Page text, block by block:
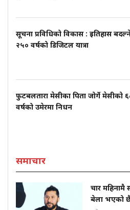
सूचना प्रविधिको विकास : इतिहास
२५० वर्षको डिजिटल यात्रा
फुटबलतारा मेसीका पिता जोर्गे मेसीको
वर्षको उमेरमा निधन
समाचार
चार महिनामै
बेला भएको